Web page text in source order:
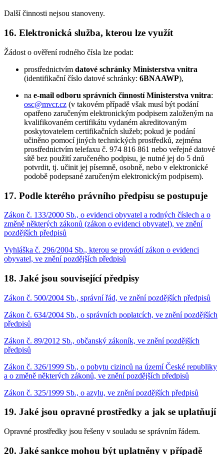
Další činnosti nejsou stanoveny.
16. Elektronická služba, kterou lze využít
Žádost o ověření rodného čísla lze podat:
prostřednictvím datové schránky Ministerstva vnitra
(identifikační číslo datové schránky: 6BNAAWP),
na e-mail odboru správních činností Ministerstva vnitra:
osc@mvcr.cz (v takovém případě však musí být podání
opatřeno zaručeným elektronickým podpisem založeným na
kvalifikovaném certifikátu vydaném akreditovaným
poskytovatelem certifikačních služeb; pokud je podání
učiněno pomocí jiných technických prostředků, zejména
prostřednictvím telefaxu č. 974 816 861 nebo veřejné datové
sítě bez použití zaručeného podpisu, je nutné jej do 5 dnů
potvrdit, tj. učinit jej písemně, osobně, nebo v elektronické
podobě podepsané zaručeným elektronickým podpisem).
17. Podle kterého právního předpisu se postupuje
Zákon č. 133/2000 Sb., o evidenci obyvatel a rodných číslech a o
změně některých zákonů (zákon o evidenci obyvatel), ve znění
pozdějších předpisů
Vyhláška č. 296/2004 Sb., kterou se provádí zákon o evidenci
obyvatel, ve znění pozdějších předpisů
18. Jaké jsou související předpisy
Zákon č. 500/2004 Sb., správní řád, ve znění pozdějších předpisů
Zákon č. 634/2004 Sb., o správních poplatcích, ve znění pozdějších
předpisů
Zákon č. 89/2012 Sb., občanský zákoník, ve znění pozdějších
předpisů
Zákon č. 326/1999 Sb., o pobytu cizinců na území České republiky
a o změně některých zákonů, ve znění pozdějších předpisů
Zákon č. 325/1999 Sb., o azylu, ve znění pozdějších předpisů
19. Jaké jsou opravné prostředky a jak se uplatňují
Opravné prostředky jsou řešeny v souladu se správním řádem.
20. Jaké sankce mohou být uplatněny v případě